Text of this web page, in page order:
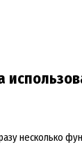
несколько